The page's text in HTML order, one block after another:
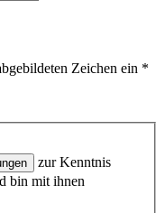
Zeichen ein *
zur Kenntnis
bin mit ihnen